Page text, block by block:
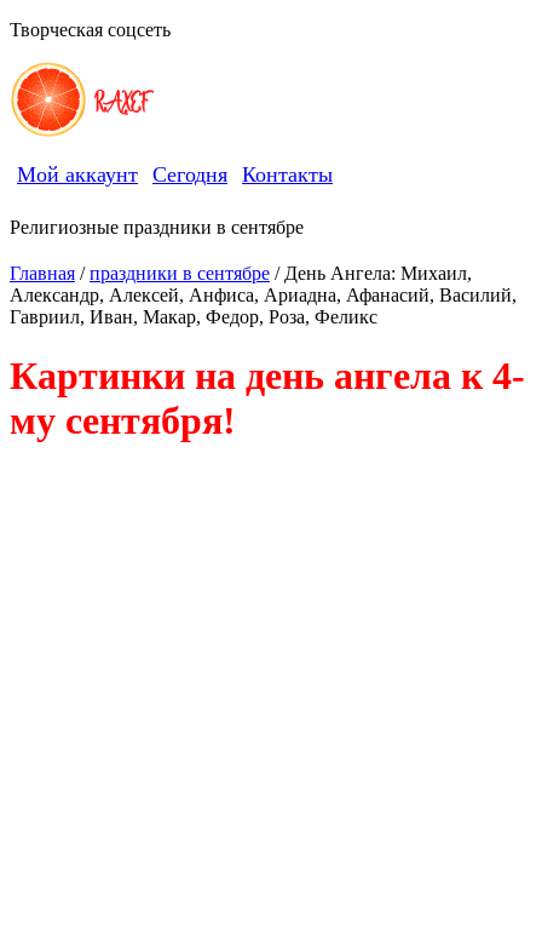
Творческая соцсеть
RAXEF
Мой аккаунт Сегодня Контакты
Религиозные праздники в сентябре
Главная / праздники в сентябре / День Ангела: Михаил,
Александр, Алексей, Анфиса, Ариадна, Афанасий, Василий,
Гавриил, Иван, Макар, Федор, Роза, Феликс
Картинки на день ангела к 4-
му сентября!